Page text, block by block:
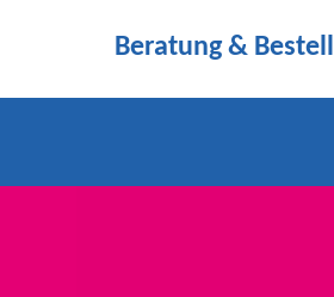
Beratung &